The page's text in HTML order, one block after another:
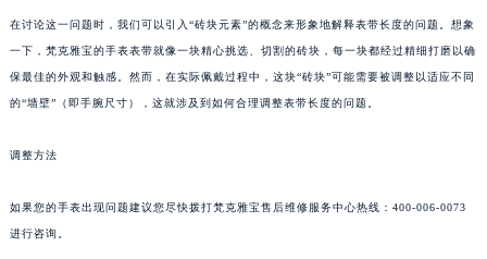
在讨论这一问题时，我们可以引入“砖块元素”的概念来形象地解释表带长度的问题。想象
一下，梵克雅宝的手表表带就像一块精心挑选、切割的砖块，每一块都经过精细打磨以确
保最佳的外观和触感。然而，在实际佩戴过程中，这块“砖块”可能需要被调整以适应不同
的“墙壁”（即手腕尺寸），这就涉及到如何合理调整表带长度的问题。
调整方法
如果您的手表出现问题建议您尽快拨打梵克雅宝售后维修服务中心热线：400-006-0073
进行咨询。